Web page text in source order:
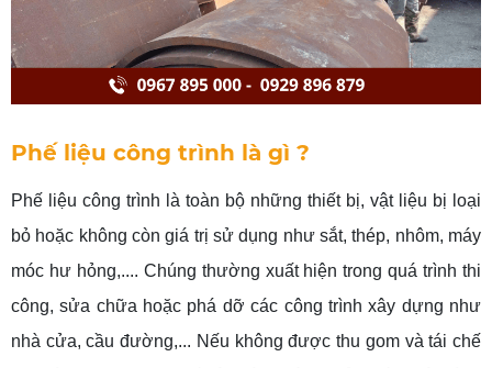
Phế liệu công trình là gì ?
Phế liệu công trình là toàn bộ những thiết bị, vật liệu bị loại
bỏ hoặc không còn giá trị sử dụng như sắt, thép, nhôm, máy
móc hư hỏng,.... Chúng thường xuất hiện trong quá trình thi
công, sửa chữa hoặc phá dỡ các công trình xây dựng như
nhà cửa, cầu đường,... Nếu không được thu gom và tái chế